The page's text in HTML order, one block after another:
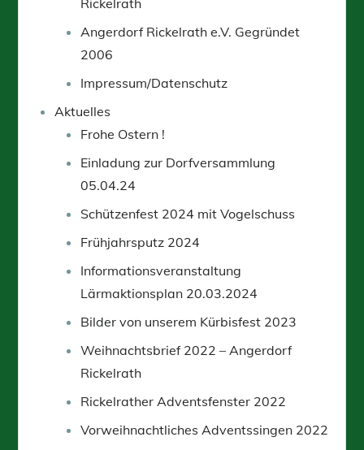
Angerdorf Rickelrath e.V. Gegründet
2006
Impressum/Datenschutz
Aktuelles
Frohe Ostern !
Einladung zur Dorfversammlung
05.04.24
Schützenfest 2024 mit Vogelschuss
Frühjahrsputz 2024
Informationsveranstaltung
Lärmaktionsplan 20.03.2024
Bilder von unserem Kürbisfest 2023
Weihnachtsbrief 2022 – Angerdorf
Rickelrath
Rickelrather Adventsfenster 2022
Vorweihnachtliches Adventssingen 2022